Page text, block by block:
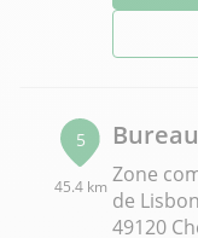
5
45.4 km Zone
de
49120